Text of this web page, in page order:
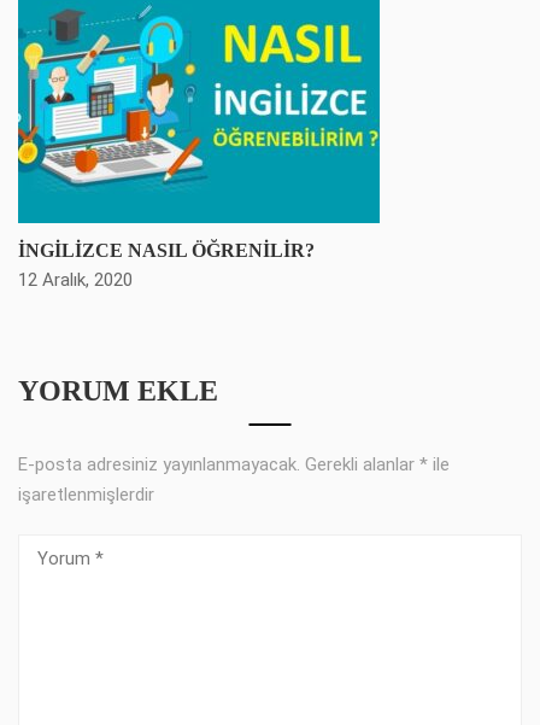
İNGİLİZCE NASIL ÖĞRENİLİR?
12 Aralık, 2020
YORUM EKLE
E-posta adresiniz yayınlanmayacak. Gerekli alanlar * ile
işaretlenmişlerdir